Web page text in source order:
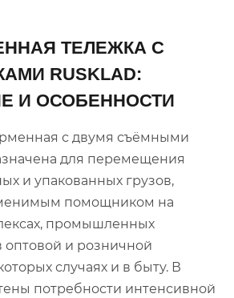
ТЕЛЕЖКА С
RUSKLAD:
И ОСОБЕННОСТИ
с двумя съёмными
для перемещения
и упакованных грузов,
помощником на
промышленных
оптовой и розничной
случаях и в быту. В
потребности интенсивной